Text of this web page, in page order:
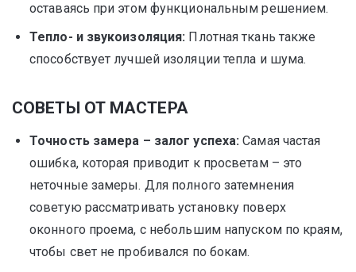
оставаясь при этом функциональным решением.
Тепло- и звукоизоляция: Плотная ткань также
способствует лучшей изоляции тепла и шума.
СОВЕТЫ ОТ МАСТЕРА
Точность замера – залог успеха: Самая частая
ошибка, которая приводит к просветам – это
неточные замеры. Для полного затемнения
советую рассматривать установку поверх
оконного проема, с небольшим напуском по краям,
чтобы свет не пробивался по бокам.